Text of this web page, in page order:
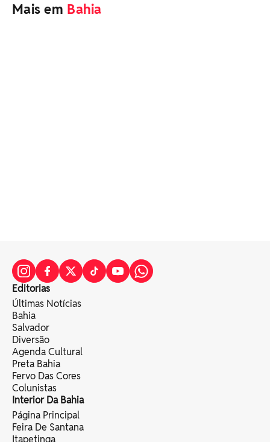
Mais em Bahia
Editorias
Últimas Notícias
Bahia
Salvador
Diversão
Agenda Cultural
Preta Bahia
Fervo Das Cores
Colunistas
Interior Da Bahia
Página Principal
Feira De Santana
Itapetinga